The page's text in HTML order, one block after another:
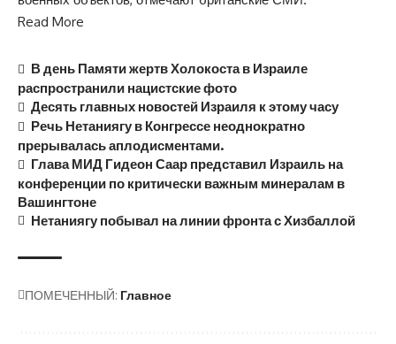
Read More
В день Памяти жертв Холокоста в Израиле
распространили нацистские фото
Десять главных новостей Израиля к этому часу
Речь Нетаниягу в Конгрессе неоднократно
прерывалась аплодисментами.
Глава МИД Гидеон Саар представил Израиль на
конференции по критически важным минералам в
Вашингтоне
Нетаниягу побывал на линии фронта с Хизбаллой
ПОМЕЧЕННЫЙ: Главное